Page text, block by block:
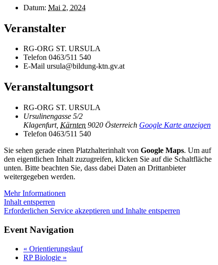
Datum: Mai 2, 2024
Veranstalter
RG-ORG ST. URSULA
Telefon 0463/511 540
E-Mail ursula@bildung-ktn.gv.at
Veranstaltungsort
RG-ORG ST. URSULA
Ursulinengasse 5/2
Klagenfurt, Kärnten 9020 Österreich Google Karte anzeigen
Telefon 0463/511 540
Sie sehen gerade einen Platzhalterinhalt von Google Maps. Um auf
den eigentlichen Inhalt zuzugreifen, klicken Sie auf die Schaltfläche
unten. Bitte beachten Sie, dass dabei Daten an Drittanbieter
weitergegeben werden.
Mehr Informationen
Inhalt entsperren
Erforderlichen Service akzeptieren und Inhalte entsperren
Event Navigation
« Orientierungslauf
RP Biologie »